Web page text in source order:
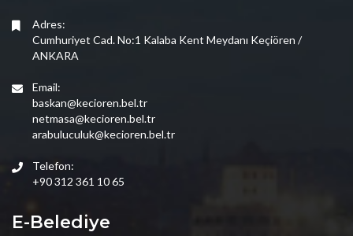
Adres:
Cumhuriyet Cad. No:1 Kalaba Kent Meydanı Keçiören /
ANKARA
Email:
baskan@kecioren.bel.tr
netmasa@kecioren.bel.tr
arabuluculuk@kecioren.bel.tr
Telefon:
+90 312 361 10 65
E-Belediye